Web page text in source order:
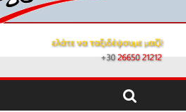
– ΤΡΙΖΟΝΙΑ 15/09/2024